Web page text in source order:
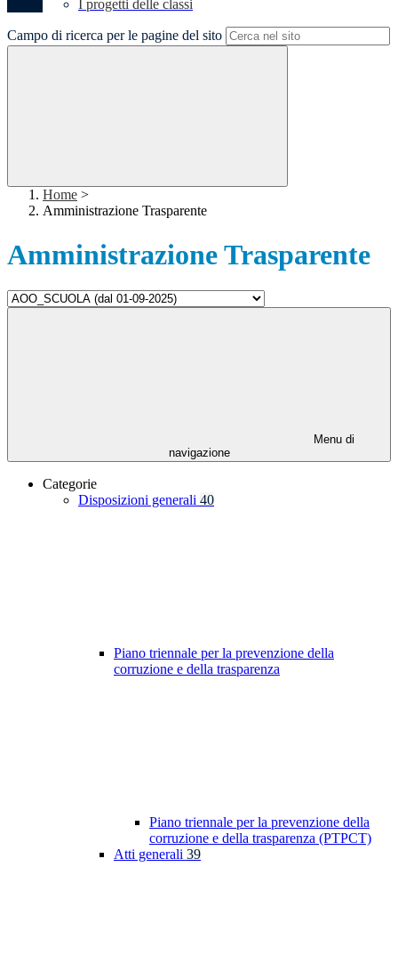
I progetti delle classi
Campo di ricerca per le pagine del sito
Home >
Amministrazione Trasparente
Amministrazione Trasparente
Menu di
navigazione
Categorie
Disposizioni generali 40
Piano triennale per la prevenzione della
corruzione e della trasparenza
Piano triennale per la prevenzione della
corruzione e della trasparenza (PTPCT)
Atti generali 39